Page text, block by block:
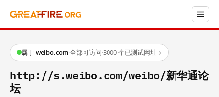
属于 weibo.com·全部可访问·3000 个已测试网址→
http://s.weibo.com/weibo/新华通论
坛